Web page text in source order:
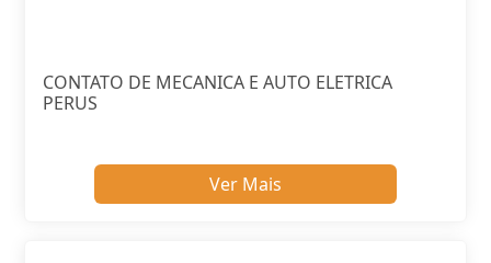
CONTATO DE MECANICA E AUTO ELETRICA
PERUS
Ver Mais